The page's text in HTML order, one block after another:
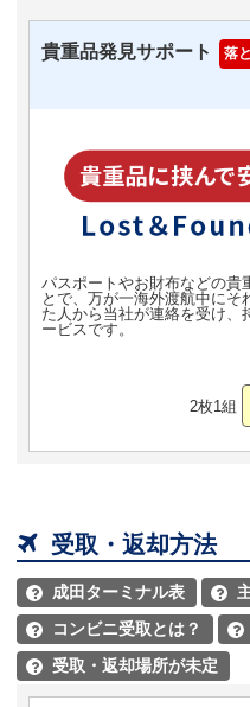
貴重品発見サポート 落
パスポートやお財布などの貴
とで、万が一海外渡航中にそ
た人から当社が連絡を受け、
ービスです。
2枚1組
 受取・返却方法
 成田ターミナル表 
 コンビニ受取とは？ 
 受取・返却場所が未定